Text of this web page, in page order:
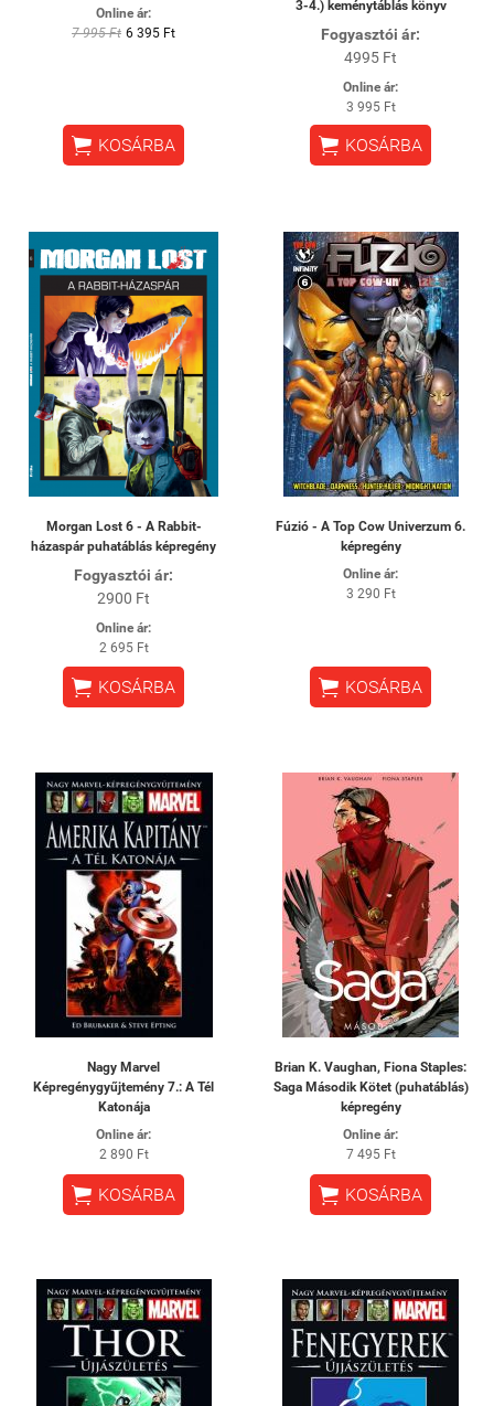
Online ár:
7 995 Ft 6 395 Ft
 KOSÁRBA
3-4.) keménytáblás könyv
Fogyasztói ár:
4995 Ft
Online ár:
3 995 Ft
 KOSÁRBA
Morgan Lost 6 - A Rabbit-
házaspár puhatáblás képregény
Fogyasztói ár:
2900 Ft
Online ár:
2 695 Ft
 KOSÁRBA
Fúzió - A Top Cow Univerzum 6.
képregény
Online ár:
3 290 Ft
 KOSÁRBA
Nagy Marvel
Képregénygyűjtemény 7.: A Tél
Katonája
Online ár:
2 890 Ft
 KOSÁRBA
Brian K. Vaughan, Fiona Staples:
Saga Második Kötet (puhatáblás)
képregény
Online ár:
7 495 Ft
 KOSÁRBA